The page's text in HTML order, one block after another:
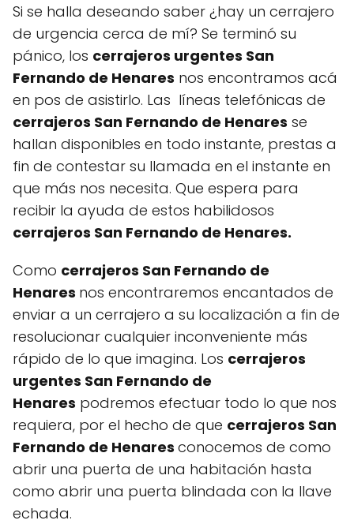
Si se halla deseando saber ¿hay un cerrajero
de urgencia cerca de mí? Se terminó su
pánico, los cerrajeros urgentes San
Fernando de Henares nos encontramos acá
en pos de asistirlo. Las líneas telefónicas de
cerrajeros San Fernando de Henares se
hallan disponibles en todo instante, prestas a
fin de contestar su llamada en el instante en
que más nos necesita. Que espera para
recibir la ayuda de estos habilidosos
cerrajeros San Fernando de Henares.
Como cerrajeros San Fernando de
Henares nos encontraremos encantados de
enviar a un cerrajero a su localización a fin de
resolucionar cualquier inconveniente más
rápido de lo que imagina. Los cerrajeros
urgentes San Fernando de
Henares podremos efectuar todo lo que nos
requiera, por el hecho de que cerrajeros San
Fernando de Henares conocemos de como
abrir una puerta de una habitación hasta
como abrir una puerta blindada con la llave
echada.